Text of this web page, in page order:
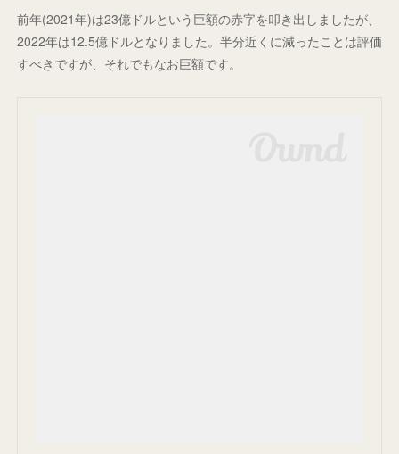
前年(2021年)は23億ドルという巨額の赤字を叩き出しましたが、
2022年は12.5億ドルとなりました。半分近くに減ったことは評価
すべきですが、それでもなお巨額です。